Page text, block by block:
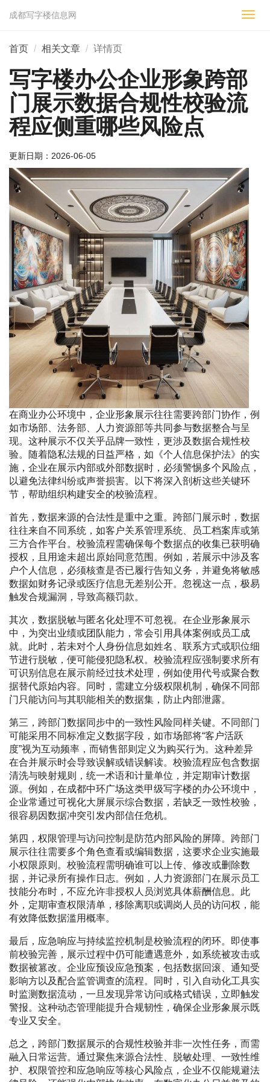
切
成都写字楼信息网
首页 相关文章 详情页
写字楼办公企业形象跨部
门展示数据合规性校验流
程应侧重哪些风险点
更新日期： 2026-06-05
在商业办公环境中，企业形象展示往往需要跨部门协作，例
如市场部、法务部、人力资源部等共同参与数据整合与呈
现。这种展示不仅关乎品牌一致性，更涉及数据合规性校
验。随着隐私法规的日益严格，如《个人信息保护法》的实
施，企业在展示内部或外部数据时，必须警惕多个风险点，
以避免法律纠纷或声誉损害。以下将深入剖析这些关键环
节，帮助组织构建安全的校验流程。
首先，数据来源的合法性是重中之重。跨部门展示时，数据
往往来自不同系统，如客户关系管理系统、员工档案库或第
三方合作平台。校验流程需确保每个数据点的收集已获明确
授权，且用途未超出原始同意范围。例如，若展示中涉及客
户个人信息，必须核查是否已履行告知义务，并避免将敏感
数据如财务记录或医疗信息无差别公开。忽视这一点，极易
触发合规漏洞，导致高额罚款。
其次，数据脱敏与匿名化处理不可忽视。在企业形象展示
中，为突出业绩或团队能力，常会引用具体案例或员工成
就。此时，若未对个人身份信息如姓名、联系方式或职位细
节进行脱敏，便可能侵犯隐私权。校验流程应强制要求所有
可识别信息在展示前经过技术处理，例如使用代号或聚合数
据替代原始内容。同时，需建立分级权限机制，确保不同部
门只能访问与其职能相关的数据集，防止内部泄露。
第三，跨部门数据同步中的一致性风险同样关键。不同部门
可能采用不同标准定义数据字段，如市场部将“客户活跃
度”视为互动频率，而销售部则定义为购买行为。这种差异
在合并展示时会导致误解或错误解读。校验流程应包含数据
清洗与映射规则，统一术语和计量单位，并定期审计数据
源。例如，在成都中环广场这类甲级写字楼的办公环境中，
企业常通过可视化大屏展示综合数据，若缺乏一致性校验，
很容易因数据冲突引发内部信任危机。
第四，权限管理与访问控制是防范内部风险的屏障。跨部门
展示往往需要多个角色查看或编辑数据，这要求企业实施最
小权限原则。校验流程需明确谁可以上传、修改或删除数
据，并记录所有操作日志。例如，人力资源部门在展示员工
技能分布时，不应允许非授权人员浏览具体薪酬信息。此
外，定期审查权限清单，移除离职或调岗人员的访问权，能
有效降低数据滥用概率。
最后，应急响应与持续监控机制是校验流程的闭环。即使事
前校验完善，展示过程中仍可能遭遇意外，如系统被攻击或
数据被篡改。企业应预设应急预案，包括数据回滚、通知受
影响方以及配合监管调查的流程。同时，引入自动化工具实
时监测数据流动，一旦发现异常访问或格式错误，立即触发
警报。这种动态管理能提升合规韧性，确保企业形象展示既
专业又安全。
总之，跨部门数据展示的合规性校验并非一次性任务，而需
融入日常运营。通过聚焦来源合法性、脱敏处理、一致性维
护、权限管控和应急响应等核心风险点，企业不仅能规避法